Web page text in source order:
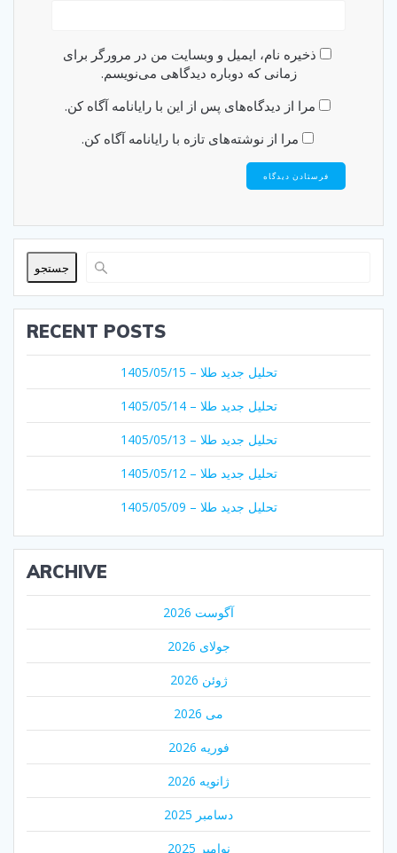
ذخیره نام، ایمیل و وبسایت من در مرورگر برای
زمانی که دوباره دیدگاهی می‌نویسم.
مرا از دیدگاه‌های پس از این با رایانامه آگاه کن.
مرا از نوشته‌های تازه با رایانامه آگاه کن.
جستجو
RECENT POSTS
تحلیل جدید طلا – 1405/05/15
تحلیل جدید طلا – 1405/05/14
تحلیل جدید طلا – 1405/05/13
تحلیل جدید طلا – 1405/05/12
تحلیل جدید طلا – 1405/05/09
ARCHIVE
آگوست 2026
جولای 2026
ژوئن 2026
می 2026
فوریه 2026
ژانویه 2026
دسامبر 2025
نوامبر 2025